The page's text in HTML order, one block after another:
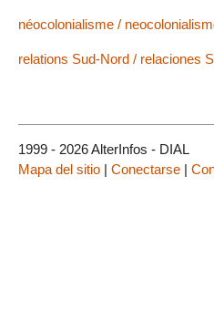
néocolonialisme /
relations Sud-Nord / relaciones
1999 - 2026 AlterInfos - DIAL
Mapa del sitio | Conectarse |